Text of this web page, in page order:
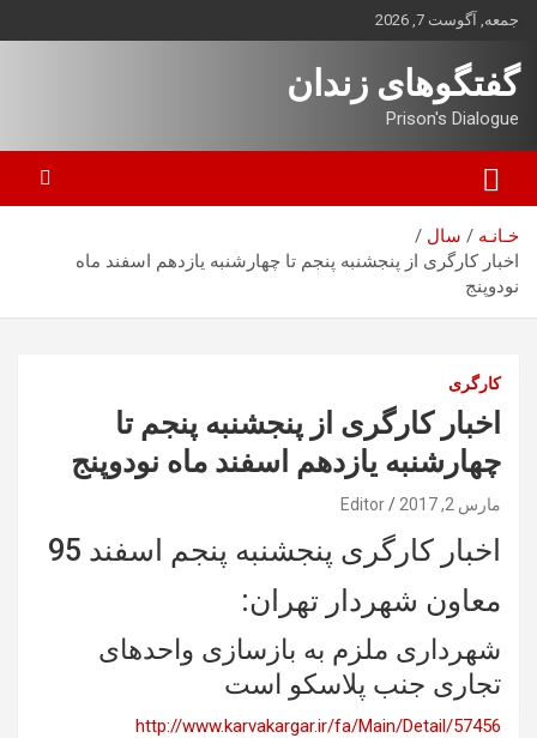
بروید
جمعه, آگوست 7, 2026
گفتگوهای زندان
Prison's Dialogue
خـانـه
سال
اخبار کارگری از پنجشنبه پنجم تا چهارشنبه یازدهم اسفند ماه
نودوپنج
کارگری
اخبار کارگری از پنجشنبه پنجم تا
چهارشنبه یازدهم اسفند ماه نودوپنج
مارس 2, 2017 Editor
اخبار کارگری پنجشنبه پنجم اسفند 95
معاون شهردار تهران:
شهرداری ملزم به بازسازی واحدهای
تجاری جنب پلاسکو است
http://www.karvakargar.ir/fa/Main/Detail/57456